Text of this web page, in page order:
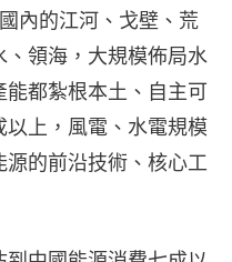
內的江河、戈壁、荒
領海，大規模佈局水
都紮根本土、自主可
上，風電、水電規模
的前沿技術、核心工